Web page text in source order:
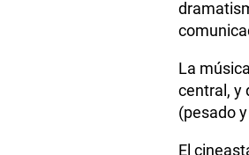
La
central, y
(pesado
El